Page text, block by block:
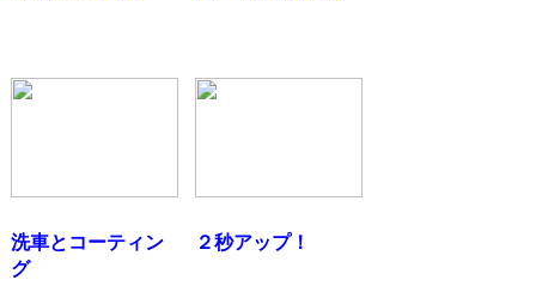
洗車とコーティン
グ
２秒アップ！